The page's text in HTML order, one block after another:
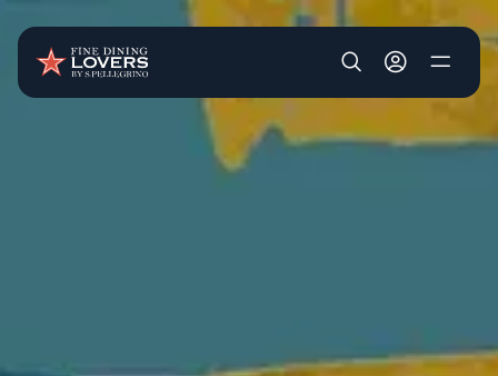
Pasar al contenido principal
User account